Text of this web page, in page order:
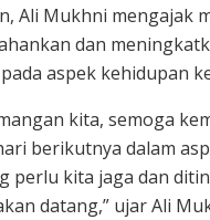
Ali Mukhni mengajak
dan
aspek kehidupan
kita, semoga
berikutnya dalam
perlu kita jaga dan
datang,” ujar Ali